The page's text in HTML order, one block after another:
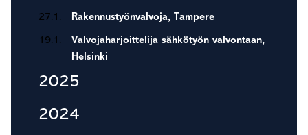
27.1. Rakennustyönvalvoja, Tampere
19.1.
Valvojaharjoittelija sähkötyön valvontaan,
Helsinki
2025
2024